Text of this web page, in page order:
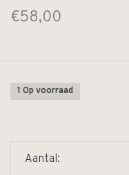
€58,00
1 Op voorraad
Aantal: